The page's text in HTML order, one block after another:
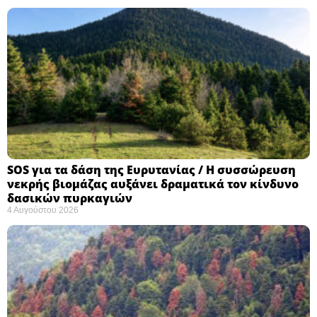
SOS για τα δάση της Ευρυτανίας / Η συσσώρευση
νεκρής βιομάζας αυξάνει δραματικά τον κίνδυνο
δασικών πυρκαγιών
4 Αυγούστου 2026